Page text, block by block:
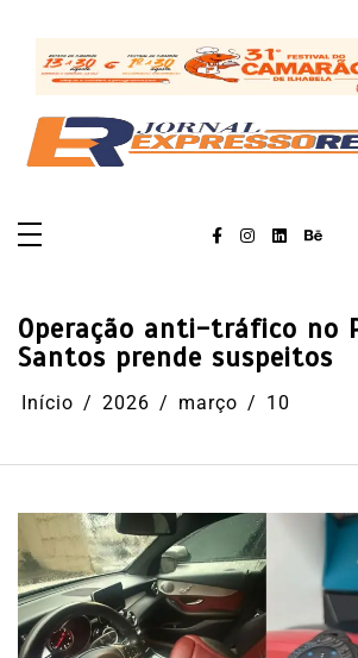
conteúdo
Operação anti-tráfico no
Santos prende suspeitos
Início 2026 março 10